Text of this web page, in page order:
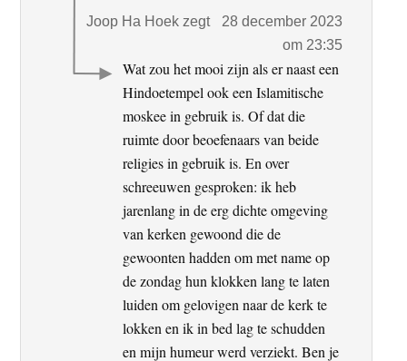
Joop Ha Hoek zegt
28 december 2023
om 23:35
Wat zou het mooi zijn als er naast een
Hindoetempel ook een Islamitische
moskee in gebruik is. Of dat die
ruimte door beoefenaars van beide
religies in gebruik is. En over
schreeuwen gesproken: ik heb
jarenlang in de erg dichte omgeving
van kerken gewoond die de
gewoonten hadden om met name op
de zondag hun klokken lang te laten
luiden om gelovigen naar de kerk te
lokken en ik in bed lag te schudden
en mijn humeur werd verziekt. Ben je